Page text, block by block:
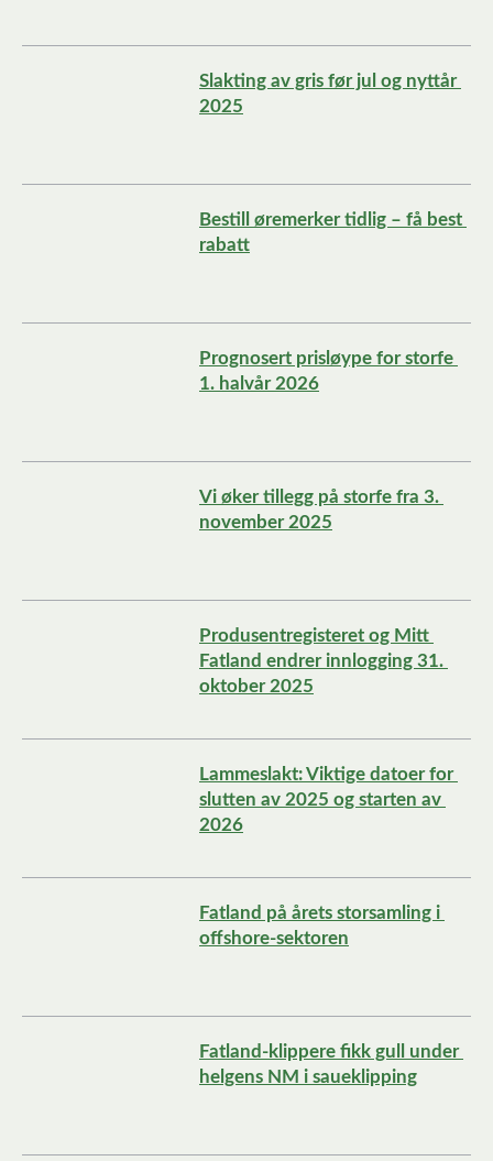
Slakting av gris før jul og nyttår
2025
Bestill øremerker tidlig – få best
rabatt
Prognosert prisløype for storfe
1. halvår 2026
Vi øker tillegg på storfe fra 3.
november 2025
Produsentregisteret og Mitt
Fatland endrer innlogging 31.
oktober 2025
Lammeslakt: Viktige datoer for
slutten av 2025 og starten av
2026
Fatland på årets storsamling i
offshore-sektoren
Fatland-klippere fikk gull under
helgens NM i saueklipping